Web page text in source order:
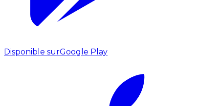
Disponible surGoogle Play